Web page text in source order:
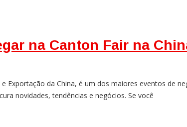
na Canton Fair na
Exportação da China, é um dos maiores eventos de
novidades, tendências e negócios. Se você